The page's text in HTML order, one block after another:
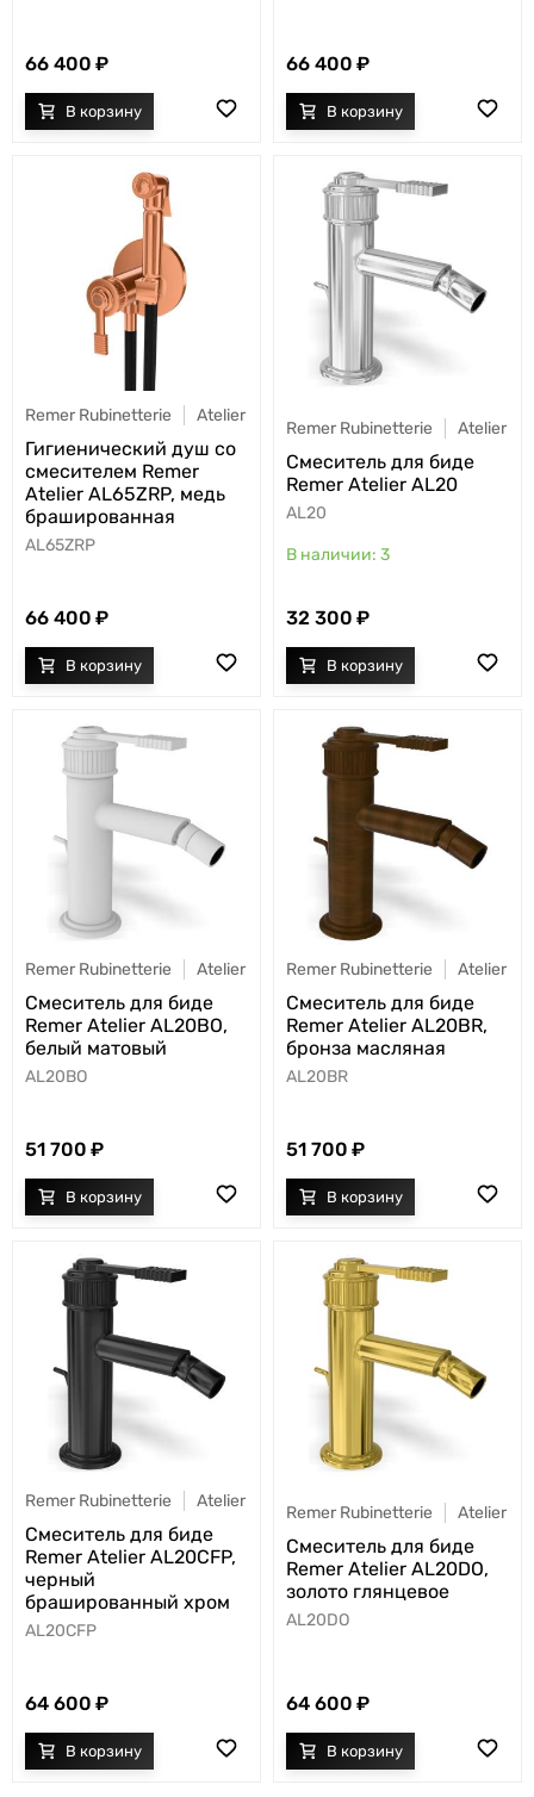
66 400 66 400
Remer Rubinetterie Atelier
Гигиенический душ со
смесителем Remer
Atelier AL65ZRP, медь
брашированная
AL65ZRP
66 400
Remer Rubinetterie Atelier
Смеситель для биде
Remer Atelier AL20
AL20
3
32 300
Remer Rubinetterie Atelier
Смеситель для биде
Remer Atelier AL20BO,
белый матовый
AL20BO
51 700
Remer Rubinetterie Atelier
Смеситель для биде
Remer Atelier AL20BR,
бронза масляная
AL20BR
51 700
Remer Rubinetterie Atelier
Смеситель для биде
Remer Atelier AL20CFP,
черный
брашированный хром
AL20CFP
64 600
Remer Rubinetterie Atelier
Смеситель для биде
Remer Atelier AL20DO,
золото глянцевое
AL20DO
64 600